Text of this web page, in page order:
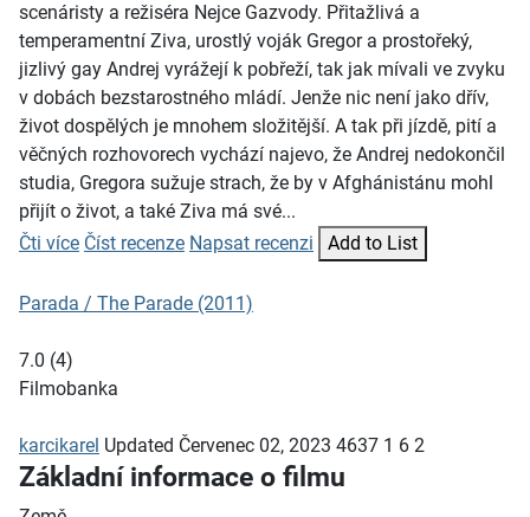
scenáristy a režiséra Nejce Gazvody. Přitažlivá a
temperamentní Ziva, urostlý voják Gregor a prostořeký,
jizlivý gay Andrej vyrážejí k pobřeží, tak jak mívali ve zvyku
v dobách bezstarostného mládí. Jenže nic není jako dřív,
život dospělých je mnohem složitější. A tak při jízdě, pití a
věčných rozhovorech vychází najevo, že Andrej nedokončil
studia, Gregora sužuje strach, že by v Afghánistánu mohl
přijít o život, a také Ziva má své...
Čti více Číst recenze Napsat recenzi Add to List
Parada / The Parade (2011)
7.0 (4)
Filmobanka
karcikarel Updated Červenec 02, 2023 4637 1 6 2
Základní informace o filmu